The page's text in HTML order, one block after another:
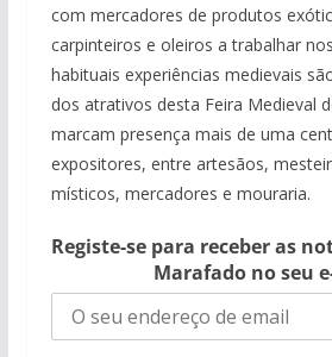
com mercadores de produtos
carpinteiros e oleiros a trabalhar
habituais experiências medievais
dos atrativos desta Feira Medieval
marcam presença mais de uma
expositores, entre artesãos,
místicos, mercadores e mouraria.
Registe-se para receber as
Marafado no seu